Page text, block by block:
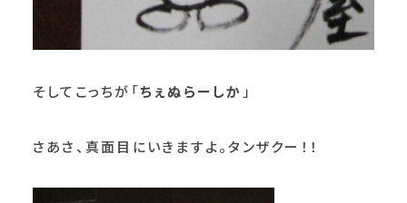
そしてこっちが「ちぇぬらーしか 」
さあさ、真面目にいきますよ。タンザクー！！